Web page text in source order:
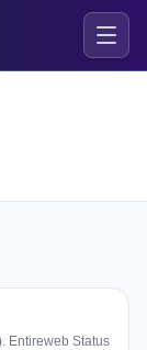
Entireweb Status